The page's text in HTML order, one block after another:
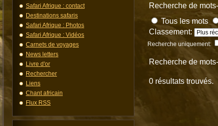
Safari Afrique : contact
Destinations safaris
Safari Afrique : Photos
Safari Afrique : Vidéos
Carnets de voyages
News letters
Livre d'or
Rechercher
Liens
Chant africain
Flux RSS
Recherche de
Tous les mots
Classement:
Recherche uniquement:
Recherche de
0 résultats trouvés.